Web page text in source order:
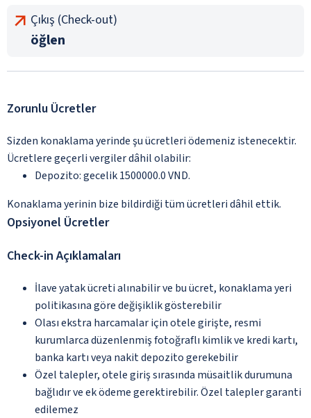
Çıkış (Check-out)
öğlen
Zorunlu Ücretler
Sizden konaklama yerinde şu ücretleri ödemeniz istenecektir.
Ücretlere geçerli vergiler dâhil olabilir:
Depozito: gecelik 1500000.0 VND.
Konaklama yerinin bize bildirdiği tüm ücretleri dâhil ettik.
Opsiyonel Ücretler
Check-in Açıklamaları
İlave yatak ücreti alınabilir ve bu ücret, konaklama yeri
politikasına göre değişiklik gösterebilir
Olası ekstra harcamalar için otele girişte, resmi
kurumlarca düzenlenmiş fotoğraflı kimlik ve kredi kartı,
banka kartı veya nakit depozito gerekebilir
Özel talepler, otele giriş sırasında müsaitlik durumuna
bağlıdır ve ek ödeme gerektirebilir. Özel talepler garanti
edilemez